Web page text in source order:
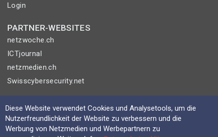
Login
PARTNER-WEBSITES
netzwoche.ch
ICTjournal
netzmedien.ch
Swisscybersecurity.net
© NETZMEDIEN AG 2026
Impressum
AGB
Diese Website verwendet Cookies und Analysetools, um die
Nutzerfreundlichkeit der Website zu verbessern und die
Werbung von Netzmedien und Werbepartnern zu